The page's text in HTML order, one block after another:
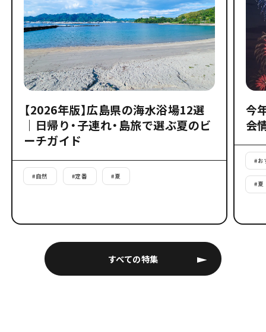
すべての特集
【2026年版】広島県の海水浴場12選
｜日帰り・子連れ・島旅で選ぶ夏のビ
ーチガイド
#自然 #定番 #夏
今
会
#お
#夏